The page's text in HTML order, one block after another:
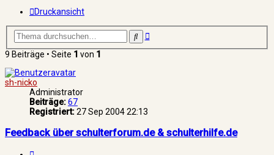
Druckansicht
SucheErweiterte
9 Beiträge • Seite 1 von 1
sh-nicko
Administrator
Beiträge:67
Registriert:27 Sep 2004 22:13
Feedback über schulterforum.de & schulterhilfe.de